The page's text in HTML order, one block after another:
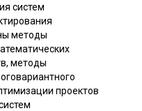
систем
методы
методы
проектов